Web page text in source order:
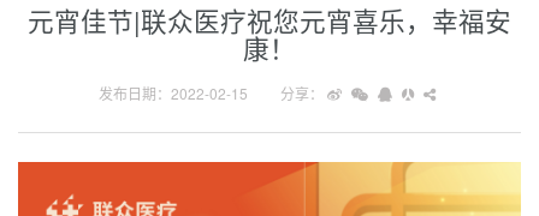
元宵佳节|联众医疗祝您元宵喜乐，幸福安
康！
发布日期：2022-02-15